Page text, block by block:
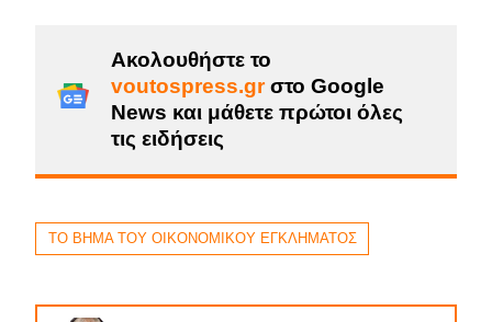
Ακολουθήστε το
voutospress.grστο Google
News και μάθετε πρώτοι όλες
τις ειδήσεις
ΤΟ ΒΗΜΑ ΤΟΥ ΟΙΚΟΝΟΜΙΚΟΥ ΕΓΚΛΗΜΑΤΟΣ